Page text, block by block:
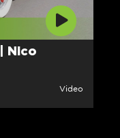
Nico
Video